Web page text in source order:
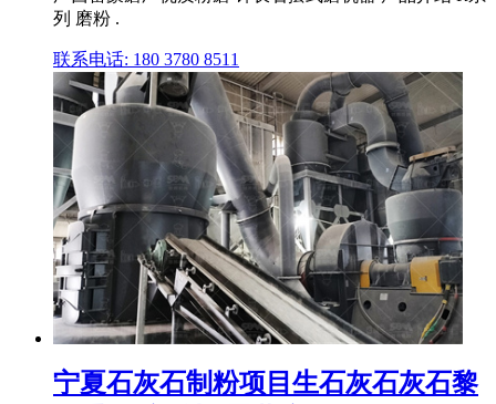
列 磨粉 .
联系电话: 180 3780 8511
宁夏石灰石制粉项目生石灰石灰石黎